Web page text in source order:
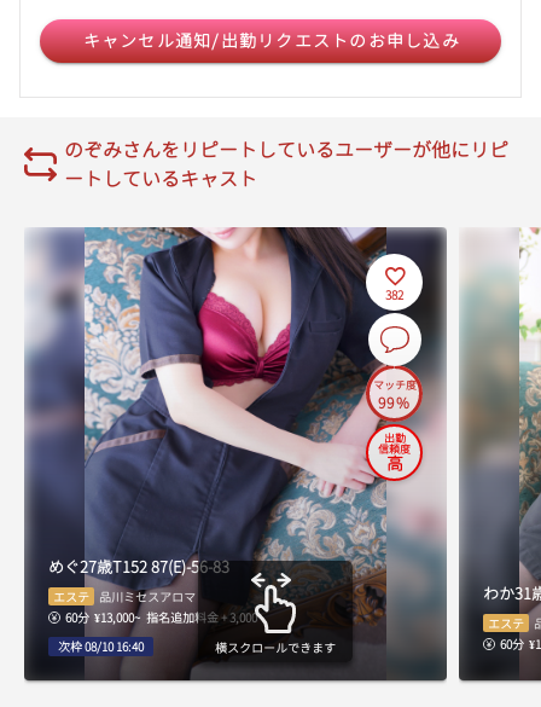
16:40
16:50
17:00
17:40
18:20
18:30
キャンセル通知/出勤リクエストのお申し込み
のぞみさんをリピートしているユーザーが他にリピ
ートしているキャスト
横スクロールできます
382
マッチ度
99%
出勤
信頼度
高
めぐ27歳T15287(E)-56-83
エステ
品川ミセスアロマ
60分 ¥13,000~ 指名追加料金 + 3,000
次枠 08/10 16:40
わか31
エステ
60分